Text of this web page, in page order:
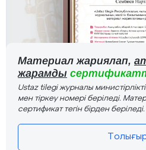
Материал жариялап,
жарамды
Ustaz tilegi журналы
мен тіркеу номері беріледі.
сертификат тегін бірден беріледі.